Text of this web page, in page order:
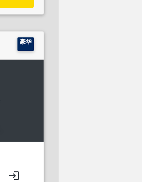
豪华
login